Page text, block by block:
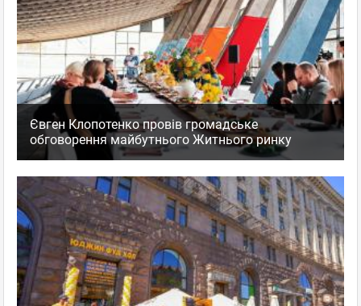
Євген Клопотенко провів громадське
обговорення майбутнього Житнього ринку